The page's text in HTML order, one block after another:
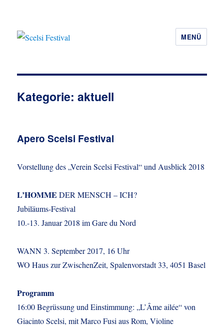
MENÜ
Kategorie:aktuell
Apero Scelsi Festival
Vorstellung des „Verein Scelsi Festival“ und Ausblick 2018
L’HOMME DER MENSCH – ICH?
Jubiläums-Festival
10.-13. Januar 2018 im Gare du Nord
WANN 3. September 2017, 16 Uhr
WO Haus zur ZwischenZeit, Spalenvorstadt 33, 4051 Basel
Programm
16:00 Begrüssung und Einstimmung: „L’Âme ailée“ von
Giacinto Scelsi, mit Marco Fusi aus Rom, Violine